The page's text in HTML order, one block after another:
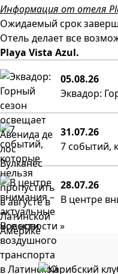
Информация от отеля
Ожидаемый срок
Отель делает все
Playa Vista Azul.
05.08.26
Эквадор:
31.07.26
7 событий,
28.07.26
В центре
Все новости »